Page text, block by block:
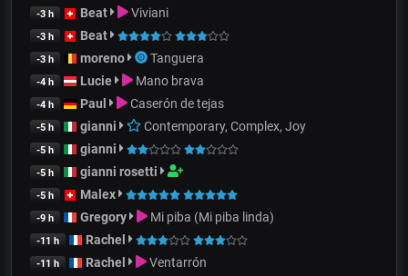
-3 h Beat Viviani
-3 h Beat
-3 h moreno Tanguera
-4 h Lucie Mano brava
-4 h Paul Caserón de tejas
-5 h gianni Contemporary, Complex, Joy
-5 h gianni
-5 h gianni rosetti
-5 h Malex
-9 h Gregory Mi piba (Mi piba linda)
-11 h Rachel
-11 h Rachel Ventarrón